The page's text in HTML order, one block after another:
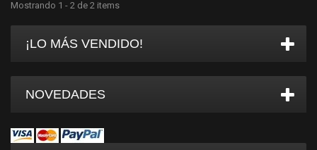
Mostrando 1 - 2 de 2 items
¡LO MÁS VENDIDO!
NOVEDADES